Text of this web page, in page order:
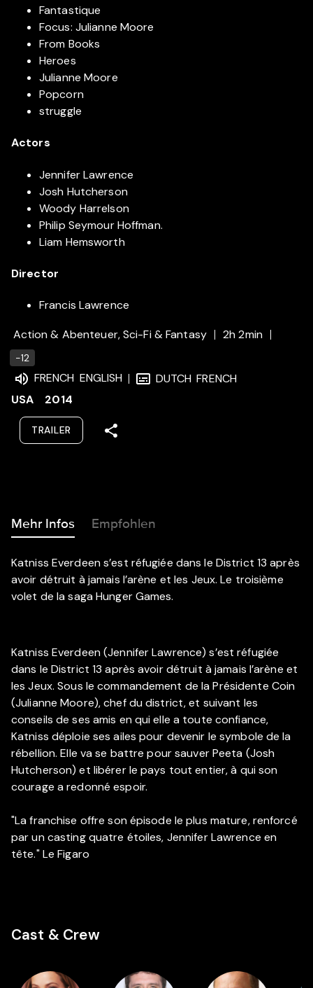
Fantastique
Focus: Julianne Moore
From Books
Heroes
Julianne Moore
Popcorn
struggle
Actors
Jennifer Lawrence
Josh Hutcherson
Woody Harrelson
Philip Seymour Hoffman.
Liam Hemsworth
Director
Francis Lawrence
Action & Abenteuer, Sci-Fi & Fantasy
2h 2min
-12
FRENCH ENGLISH DUTCH FRENCH
USA
2014
TRAILER
Mehr Infos Empfohlen
Katniss Everdeen s’est réfugiée dans le District 13 après
avoir détruit à jamais l’arène et les Jeux. Le troisième
volet de la saga Hunger Games.
Katniss Everdeen (Jennifer Lawrence) s’est réfugiée
dans le District 13 après avoir détruit à jamais l’arène et
les Jeux. Sous le commandement de la Présidente Coin
(Julianne Moore), chef du district, et suivant les
conseils de ses amis en qui elle a toute confiance,
Katniss déploie ses ailes pour devenir le symbole de la
rébellion. Elle va se battre pour sauver Peeta (Josh
Hutcherson) et libérer le pays tout entier, à qui son
courage a redonné espoir.
"La franchise offre son épisode le plus mature, renforcé
par un casting quatre étoiles, Jennifer Lawrence en
tête." Le Figaro
Cast & Crew